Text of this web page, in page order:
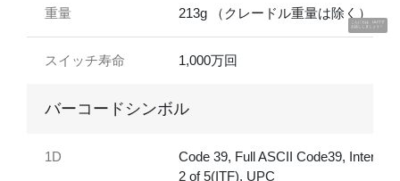
こんにちは、UUです
お話ししましょう！
重量 213g （クレードル重量は除く）
スイッチ寿命 1,000万回
バーコードシンボル
1D
Code 39, Full ASCII Code39,
2 of 5(ITF), UPC